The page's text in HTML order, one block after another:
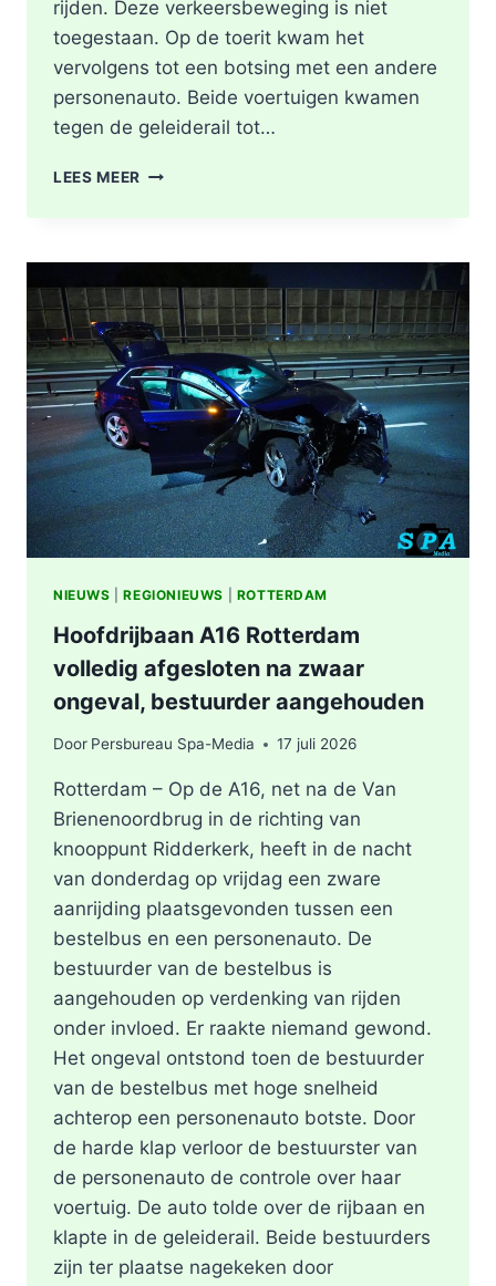
rijden. Deze verkeersbeweging is niet
toegestaan. Op de toerit kwam het
vervolgens tot een botsing met een andere
personenauto. Beide voertuigen kwamen
tegen de geleiderail tot…
LEES MEER GEWONDE
NA
ONGEVAL
TOERIT
A16
BERGSCHENHOEK
RICHTING
ROTTERDAM
NIEUWS |REGIONIEUWS ROTTERDAM
Hoofdrijbaan A16 Rotterdam
volledig afgesloten na zwaar
ongeval, bestuurder aangehouden
Door Persbureau Spa-Media 17 juli 2026
Rotterdam – Op de A16, net na de Van
Brienenoordbrug in de richting van
knooppunt Ridderkerk, heeft in de nacht
van donderdag op vrijdag een zware
aanrijding plaatsgevonden tussen een
bestelbus en een personenauto. De
bestuurder van de bestelbus is
aangehouden op verdenking van rijden
onder invloed. Er raakte niemand gewond.
Het ongeval ontstond toen de bestuurder
van de bestelbus met hoge snelheid
achterop een personenauto botste. Door
de harde klap verloor de bestuurster van
de personenauto de controle over haar
voertuig. De auto tolde over de rijbaan en
klapte in de geleiderail. Beide bestuurders
zijn ter plaatse nagekeken door